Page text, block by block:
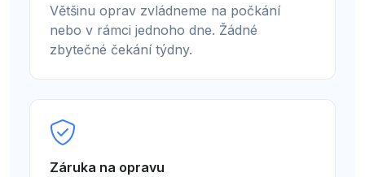
Většinu oprav zvládneme na počkání
nebo v rámci jednoho dne. Žádné
zbytečné čekání týdny.
Záruka na opravu